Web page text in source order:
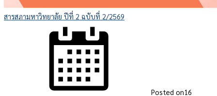
สารสภามหาวิทยาลัย ปีที่ 2 ฉบับที่ 2/2569
Posted on16